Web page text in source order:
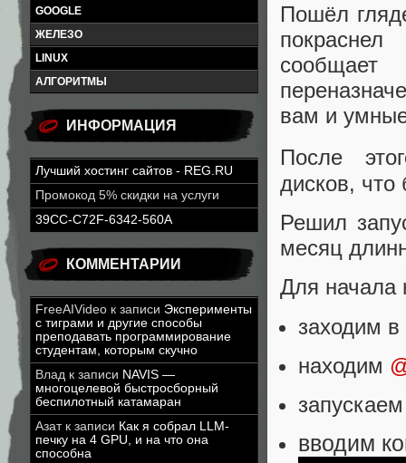
GOOGLE
ЖЕЛЕЗО
LINUX
АЛГОРИТМЫ
ИНФОРМАЦИЯ
Лучший хостинг сайтов - REG.RU
Промокод 5% скидки на услуги
39CC-C72F-6342-560A
КОММЕНТАРИИ
FreeAIVideo к записи Эксперименты
с тиграми и другие способы
преподавать программирование
студентам, которым скучно
Влад к записи NAVIS —
многоцелевой быстросборный
беспилотный катамаран
Азатк записи Как я собрал LLM-
печку на 4 GPU, и на что она
способна
Пошёл
вам и
После
дисков, что
Решил
месяц
Для начала
заходим в
находим
запускаем
вводим